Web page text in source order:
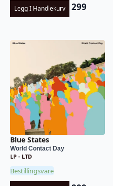
Legg I Handlekurv 299
Blue States
World Contact Day
LP - LTD
Bestillingsvare